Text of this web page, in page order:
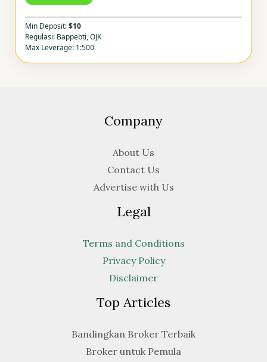
Min Deposit:$10
Regulasi: Bappebti, OJK
Max Leverage: 1:500
Company
About Us
Contact Us
Advertise with Us
Legal
Terms and Conditions
Privacy Policy
Disclaimer
Top Articles
Bandingkan Broker Terbaik
Broker untuk Pemula